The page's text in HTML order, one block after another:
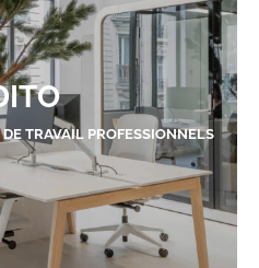
TRAVAIL PROFESSIONNELS